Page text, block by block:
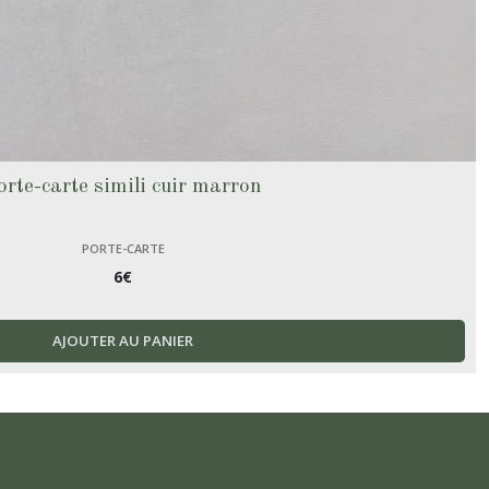
carte simili cuir marron
PORTE-CARTE
6€
AJOUTER AU PANIER